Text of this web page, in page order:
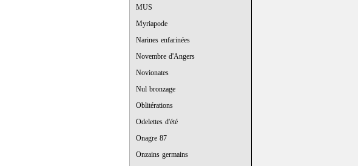
MUS
Myriapode
Narines enfarinées
Novembre d'Angers
Novionates
Nul bronzage
Oblitérations
Odelettes d'été
Onagre 87
Onzains germains